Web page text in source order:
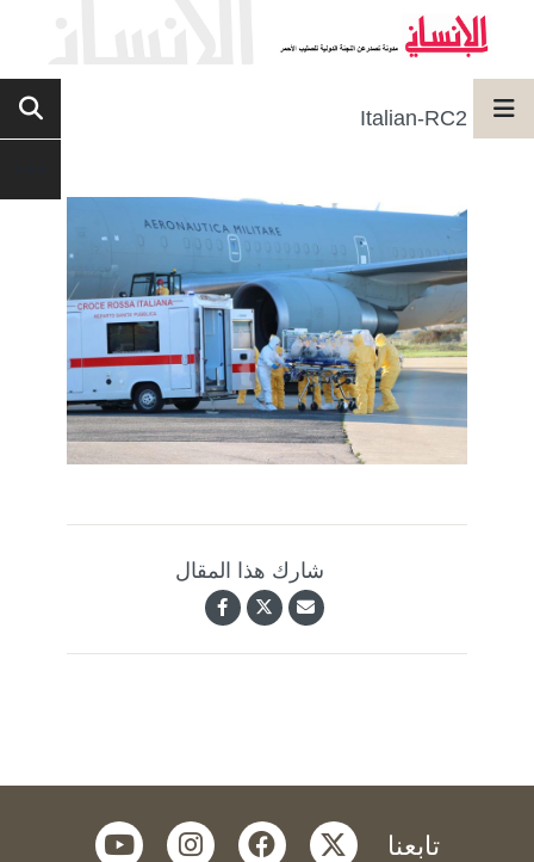
Italian-RC2
شارك هذا المقال
تابعنا twitter
facebook
instagram
youtube